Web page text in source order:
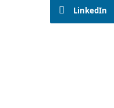
LinkedIn